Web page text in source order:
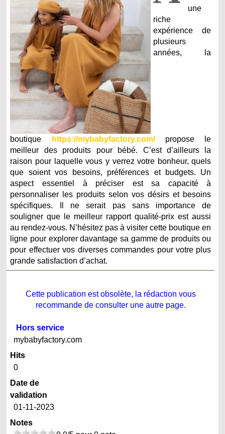
une
riche
expérience de
plusieurs
années, la
boutique https://mybabyfactory.com/propose le
meilleur des produits pour bébé. C’est d’ailleurs la
raison pour laquelle vous y verrez votre bonheur, quels
que soient vos besoins, préférences et budgets. Un
aspect essentiel à préciser est sa capacité à
personnaliser les produits selon vos désirs et besoins
spécifiques. Il ne serait pas sans importance de
souligner que le meilleur rapport qualité-prix est aussi
au rendez-vous. N’hésitez pas à visiter cette boutique en
ligne pour explorer davantage sa gamme de produits ou
pour effectuer vos diverses commandes pour votre plus
grande satisfaction d’achat.
Cette publication est obsolète, la rédaction vous
recommande de consulter une autre page.
Hors service
mybabyfactory.com
Hits
0
Date de
validation
01-11-2023
Notes